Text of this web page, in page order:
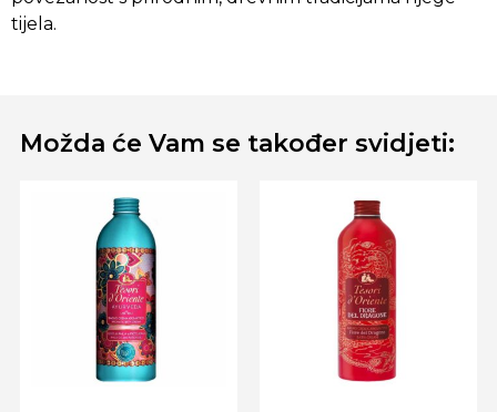
tijela.
Možda će Vam se također svidjeti: